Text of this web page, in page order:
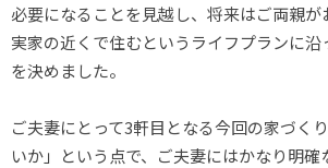
必要になることを見越し、将来はご両親が
実家の近くで住むというライフプランに沿
を決めました。
ご夫妻にとって3軒目となる今回の家づく
いか」という点で、ご夫妻にはかなり明確